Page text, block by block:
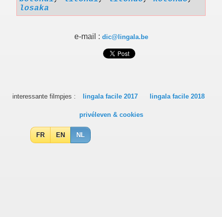
losaka
e-mail : dic@lingala.be
interessante filmpjes : lingala facile 2017 lingala facile 2018
privéleven & cookies
FR EN NL